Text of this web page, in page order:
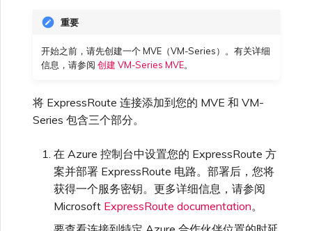
设置财务信息
更新公司信息
登录 Megaport Portal
了解位置信息
位置 ID
合作伙伴托管账户
更改合约 VXC 的速率
关闭 VXC 以进行故障转移测
终止 VXC
AWS 加密选项
AWS 上的 Salesforce
Hyperforce
AWS 上的 Snowflake
AWS Outposts Rack
Cloudflare
Google Cloud
IBM Cloud Direct Link
Latitude.sh
Google MCR 连接
IBM Cloud Direct Link MCR
Oracle MCR 连接
OVHcloud MCR 连接
使用数据包过滤
在 MCR 中使用 IPsec
MCR Looking Glass (路由诊
6WIND
终止 MVE
Anapaya
Aruba SD-WAN
终止 MVE
基于 FGSP 配置 Fortinet 防
火墙高可用性
管理 Megaport
管理用户角色
管理安全设置
MCR 定价与合约条款
MVE 定价与合约条款
客户现场服务
下载账单
MCR 计费
更改 VXC 配置
创建到 AWS 的 VXC
创建到 Google Cloud 的
导入现有生产服务
使用 Terraform MCP
Server（公开测试版）
Megaport Terraform
Provider 常见问题
Megaport Internet
创建 Juniper 私有连接
网络维护
欧盟数字服务法
重要
开始之前，请先创建一个 MVE（VM-Series）。有关详细
信息，请参阅 创建 VM-Series MVE。
将 ExpressRoute 连接添加到您的 MVE 和 VM-
Series 包含三个部分。
在 Azure 控制台中设置您的 ExpressRoute 方
案并部署 ExpressRoute 电路。部署后，您将
获得一个服务密钥。更多详细信息，请参阅
Microsoft ExpressRoute documentation。